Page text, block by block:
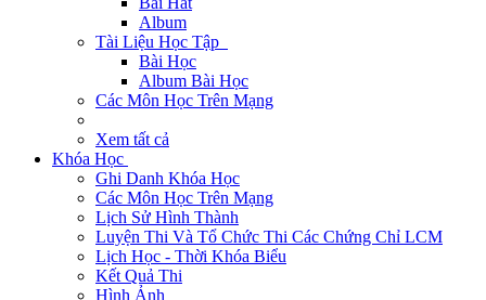
Album
Tài Liệu Học Tập
Bài Học
Album Bài Học
Các Môn Học Trên Mạng
Xem tất cả
Khóa Học
Ghi Danh Khóa Học
Các Môn Học Trên Mạng
Lịch Sử Hình Thành
Luyện Thi Và Tổ Chức Thi Các Chứng Chỉ LCM
Lịch Học - Thời Khóa Biểu
Kết Quả Thi
Hình Ảnh